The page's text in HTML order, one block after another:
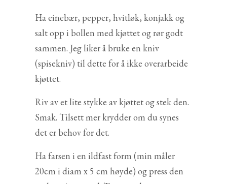
Ha einebær, pepper, hvitløk, konjakk og
salt opp i bollen med kjøttet og rør godt
sammen. Jeg liker å bruke en kniv
(spisekniv) til dette for å ikke overarbeide
kjøttet.
Riv av et lite stykke av kjøttet og stek den.
Smak. Tilsett mer krydder om du synes
det er behov for det.
Ha farsen i en ildfast form (min måler
20cm i diam x 5 cm høyde) og press den